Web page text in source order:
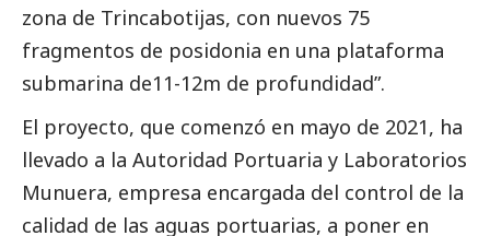
zona de Trincabotijas, con nuevos 75
fragmentos de posidonia en una plataforma
submarina de11-12m de profundidad”.
El proyecto, que comenzó en mayo de 2021, ha
llevado a la Autoridad Portuaria y Laboratorios
Munuera, empresa encargada del control de la
calidad de las aguas portuarias, a poner en